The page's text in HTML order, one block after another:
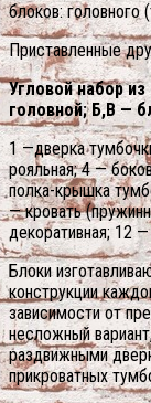
блоков: головного
Приставленные
Угловой набор
головной; Б,В —
1 —дверка
рояльная; 4 —
полка-крышка
— кровать
декоративная; 12
Блоки
конструкции
зависимости от
несложный
раздвижными
прикроватных